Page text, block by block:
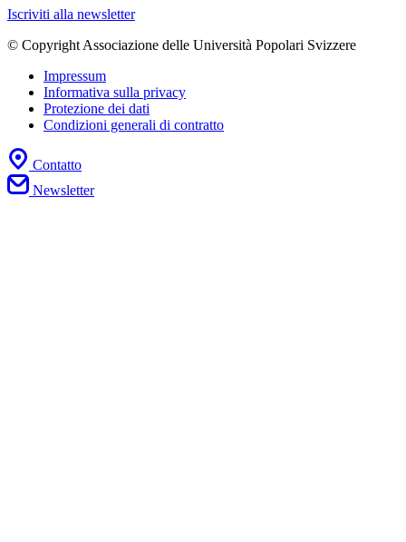
Iscriviti alla newsletter
© Copyright Associazione delle Università Popolari Svizzere
Impressum
Informativa sulla privacy
Protezione dei dati
Condizioni generali di contratto
Contatto
Newsletter